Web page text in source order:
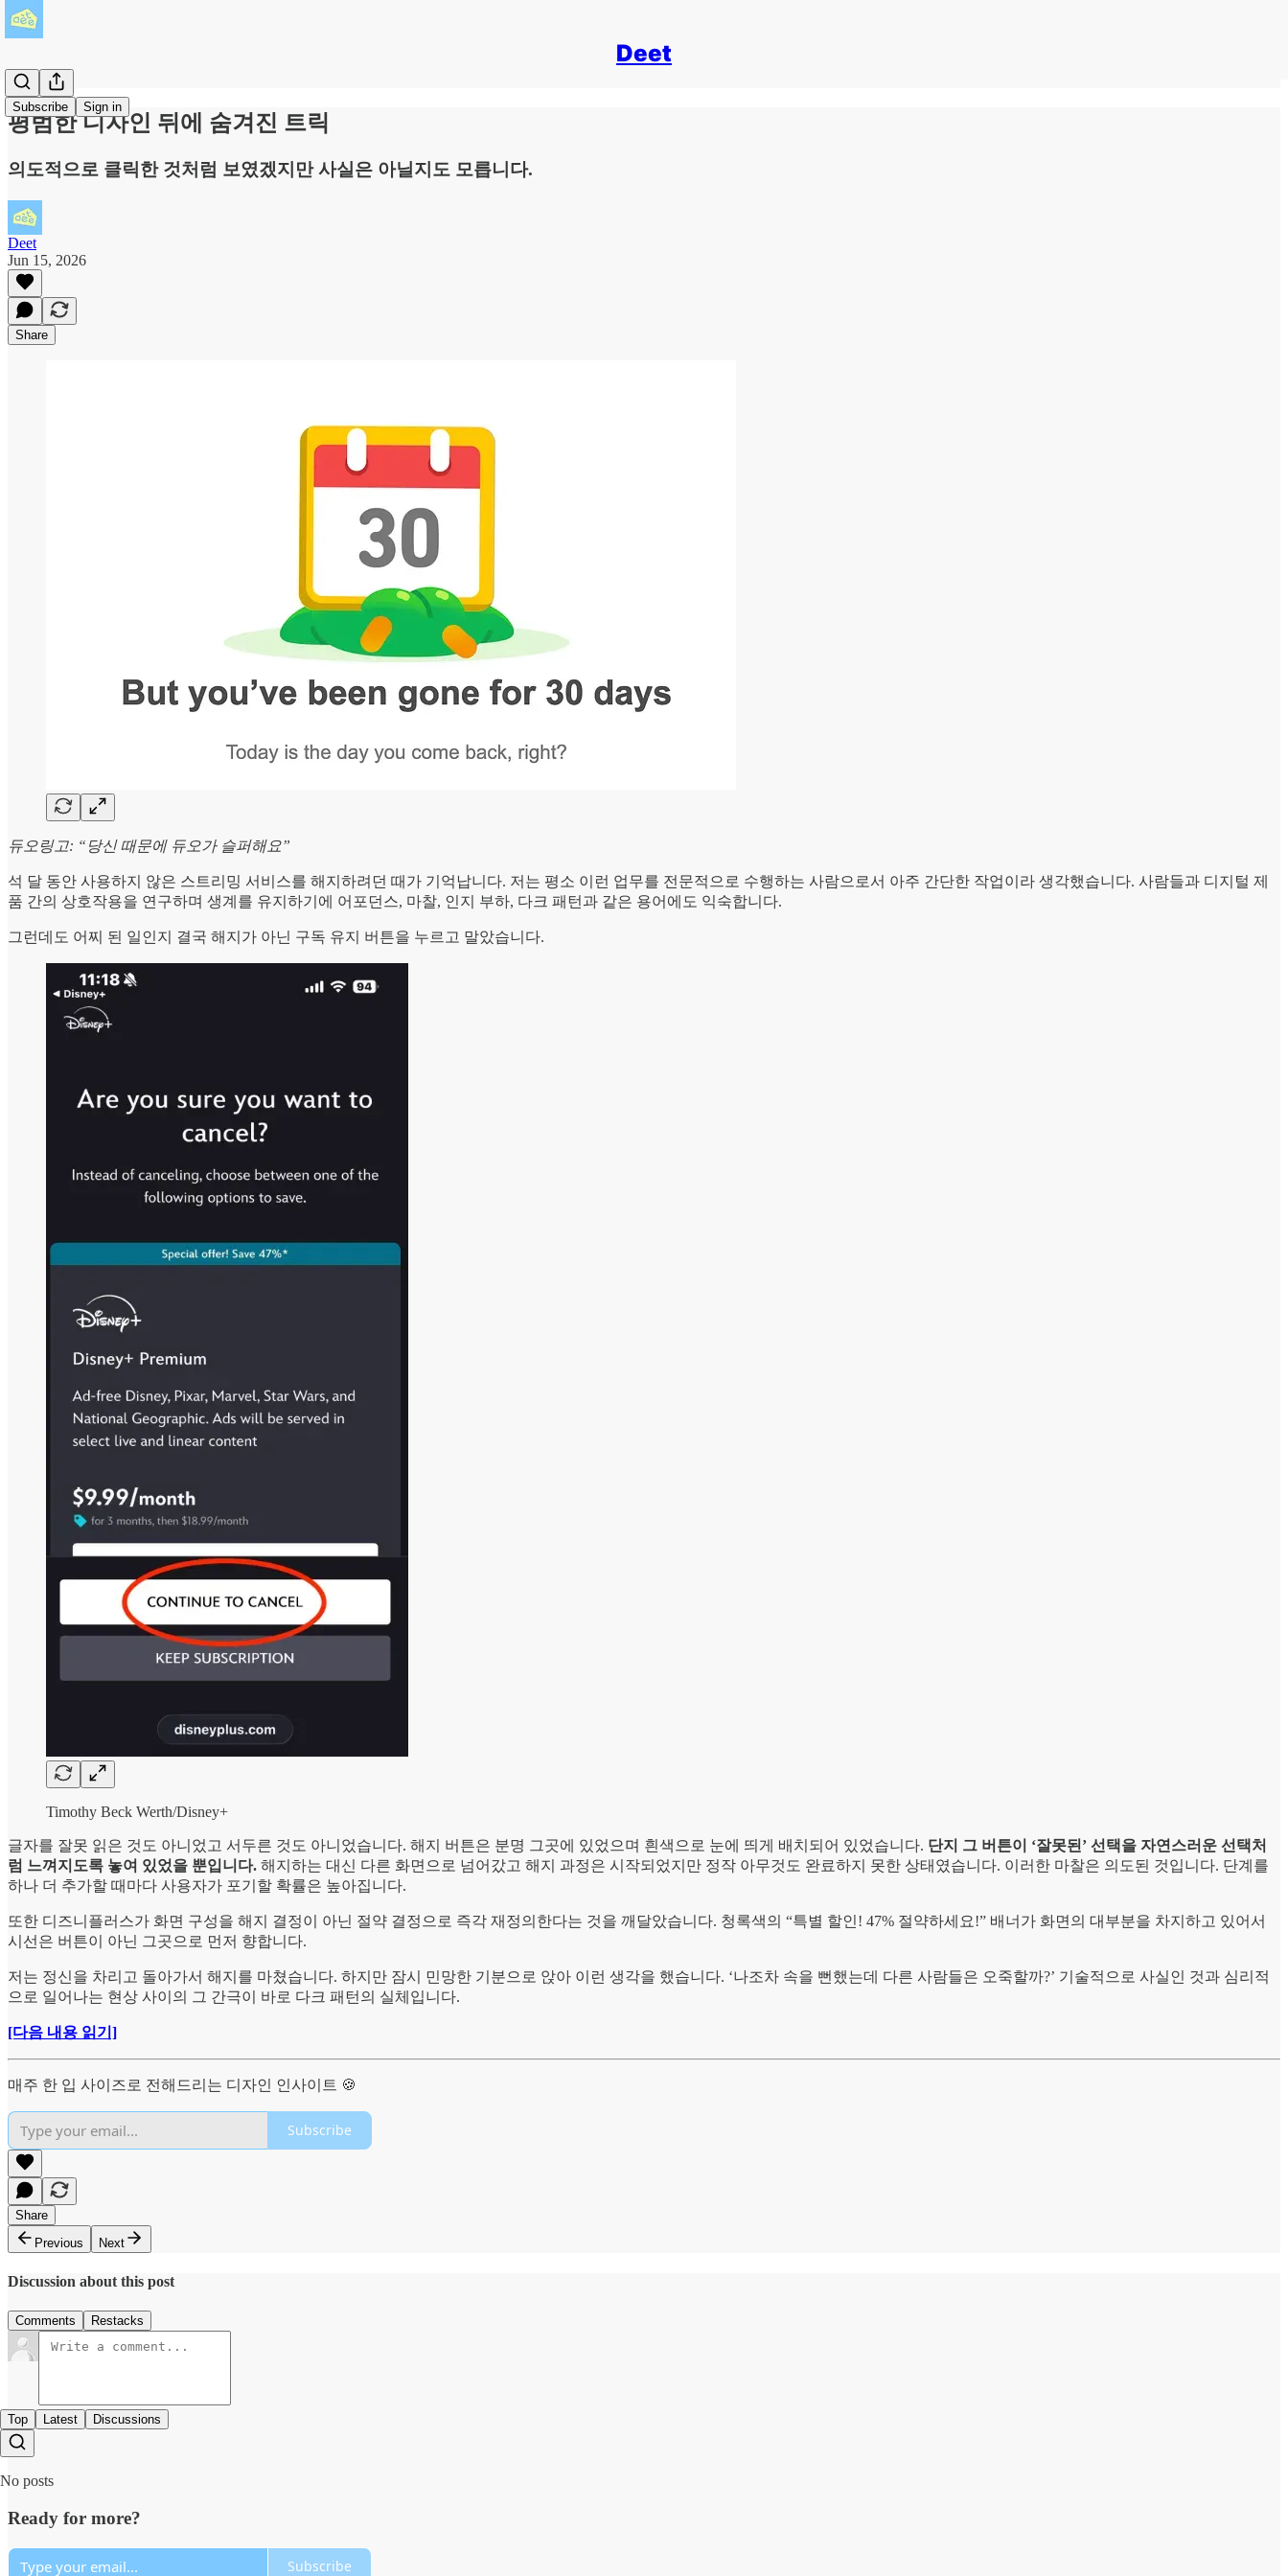
Deet
Subscribe Sign in
평범한 디자인 뒤에 숨겨진 트릭
의도적으로 클릭한 것처럼 보였겠지만 사실은 아닐지도 모릅니다.
Deet
Jun 15, 2026
Share
듀오링고: “당신 때문에 듀오가 슬퍼해요”
석 달 동안 사용하지 않은 스트리밍 서비스를 해지하려던 때가 기억납니다. 저는 평소 이런 업무를 전문적으로 수행하는 사람으로서 아주 간단한 작업이라 생각했습니다. 사람들과 디지털 제
품 간의 상호작용을 연구하며 생계를 유지하기에 어포던스, 마찰, 인지 부하, 다크 패턴과 같은 용어에도 익숙합니다.
그런데도 어찌 된 일인지 결국 해지가 아닌 구독 유지 버튼을 누르고 말았습니다.
Timothy Beck Werth/Disney+
글자를 잘못 읽은 것도 아니었고 서두른 것도 아니었습니다. 해지 버튼은 분명 그곳에 있었으며 흰색으로 눈에 띄게 배치되어 있었습니다. 단지 그 버튼이 ‘잘못된’ 선택을 자연스러운 선택처
럼 느껴지도록 놓여 있었을 뿐입니다. 해지하는 대신 다른 화면으로 넘어갔고 해지 과정은 시작되었지만 정작 아무것도 완료하지 못한 상태였습니다. 이러한 마찰은 의도된 것입니다. 단계를
하나 더 추가할 때마다 사용자가 포기할 확률은 높아집니다.
또한 디즈니플러스가 화면 구성을 해지 결정이 아닌 절약 결정으로 즉각 재정의한다는 것을 깨달았습니다. 청록색의 “특별 할인! 47% 절약하세요!” 배너가 화면의 대부분을 차지하고 있어서
시선은 버튼이 아닌 그곳으로 먼저 향합니다.
저는 정신을 차리고 돌아가서 해지를 마쳤습니다. 하지만 잠시 민망한 기분으로 앉아 이런 생각을 했습니다. ‘나조차 속을 뻔했는데 다른 사람들은 오죽할까?’ 기술적으로 사실인 것과 심리적
으로 일어나는 현상 사이의 그 간극이 바로 다크 패턴의 실체입니다.
[다음 내용 읽기]
매주 한 입 사이즈로 전해드리는 디자인 인사이트 🍪
Subscribe
Share
Previous
Next
Discussion about this post
Comments Restacks
Top Latest Discussions
No posts
Ready for more?
Subscribe